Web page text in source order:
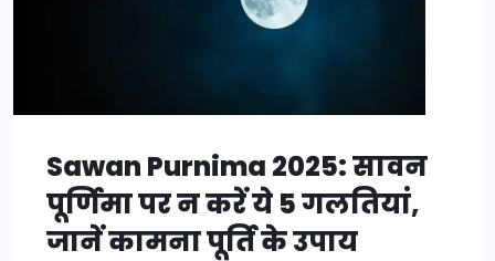
Sawan Purnima 2025: सावन
पूर्णिमा पर न करें ये 5 गलतियां,
जानें कामना पूर्ति के उपाय